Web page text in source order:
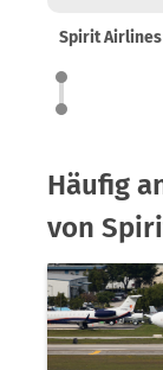
Spirit Airlines
Häufig
von